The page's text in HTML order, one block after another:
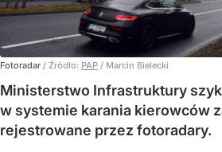
Fotoradar / Źródło: PAP / Marcin Bielecki
Ministerstwo Infrastruktury
w systemie karania kierowców
rejestrowane przez fotoradary.